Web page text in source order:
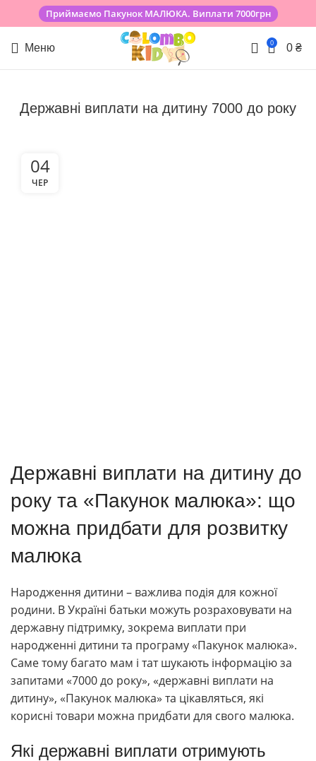
Приймаємо Пакунок МАЛЮКА. Виплати 7000грн
Меню 0 0 ₴
Державні виплати на дитину 7000 до року
04
ЧЕР
Державні виплати на дитину до
року та «Пакунок малюка»: що
можна придбати для розвитку
малюка
Народження дитини – важлива подія для кожної
родини. В Україні батьки можуть розраховувати на
державну підтримку, зокрема виплати при
народженні дитини та програму «Пакунок малюка».
Саме тому багато мам і тат шукають інформацію за
запитами «7000 до року», «державні виплати на
дитину», «Пакунок малюка» та цікавляться, які
корисні товари можна придбати для свого малюка.
Які державні виплати отримують